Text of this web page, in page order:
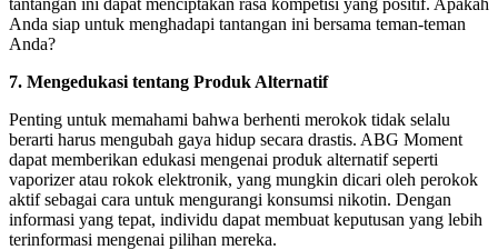
Anda siap untuk menghadapi tantangan ini bersama teman-teman
Anda?
7. Mengedukasi tentang Produk Alternatif
Penting untuk memahami bahwa berhenti merokok tidak selalu
berarti harus mengubah gaya hidup secara drastis. ABG Moment
dapat memberikan edukasi mengenai produk alternatif seperti
vaporizer atau rokok elektronik, yang mungkin dicari oleh perokok
aktif sebagai cara untuk mengurangi konsumsi nikotin. Dengan
informasi yang tepat, individu dapat membuat keputusan yang lebih
terinformasi mengenai pilihan mereka.